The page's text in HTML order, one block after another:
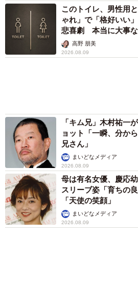
このトイレ、男性用
ゃれ」で「格好いい
悲喜劇 本当に大事
く…高野 朋美
2026.08.09
2026.08.09
母は有名女優、慶応
スリーブ姿「育ちの
「天使の笑顔」
まいどなメディア
2026.08.09
アクセスランキ
「この人しかいない
た夫婦 出会いは？
今の思いを聞いた